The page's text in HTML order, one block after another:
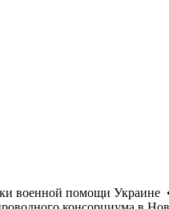
Островки и Воля-Островецкая на Волыни в результате эксгумационных работ обнаружены останки 55 жертв Волынской резни, в том числе 26 детей • ГУР, зачем-то, показали видео сегодняшней атаки морского дрона на отдыхающих на пляжах Ялты • Пентагон отстранил от должности ключевого военного чиновника, координирующего поставки военной помощи Украине • Поезда задерживаются до 12 часов по всей Украине • США убедили Украину отказаться от ударов по нефтяным танкерам и объектам Каспийского трубопроводного консорциума в Новороссийске, который обеспечивает 80% экспорта казахской нефти • В Белграде проходит официальная встреча Зеленского и Вучича • Бывший игрок НБА Энес Фридом подал заявку в женскую баскетбольную лигу США — WNBA • Экспорт сельхозпродукции из Украины в сезоне 2026-2027 годов может сократиться более чем вдвое из-за российских ударов по портам Одесской области • SpaceX и Tesla строят проект Terafab – самый большой комплекс по производству чипов в мире • В Верховной Раде экс-министру обороны Федорову предлагают мобилизоваться • В бывших польских селах Островки и Воля-Островецкая на Волыни в результате эксгумационных работ обнаружены останки 55 жертв Волынской резни, в том числе 26 детей • ГУР, зачем-то, показали видео сегодняшней атаки морского дрона на отдыхающих на пляжах Ялты • Пентагон отстранил от должности ключевого военного чиновника,